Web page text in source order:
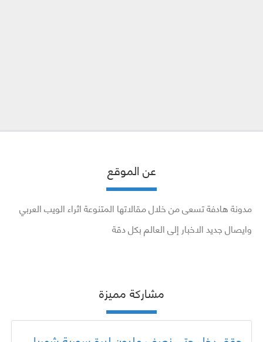
عن الموقع
مدونة هادفة تسعى من خلال مقالاتها المتنوعة اثراء الويب العربي
وايصال جديد الاخبار إلى العالم بكل دقة
مشاركة مميزة